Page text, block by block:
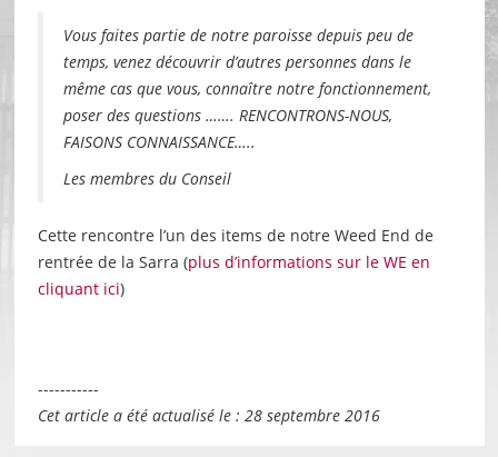
Vous faites partie de notre paroisse depuis peu de
temps, venez découvrir d’autres personnes dans le
même cas que vous, connaître notre fonctionnement,
poser des questions ……. RENCONTRONS-NOUS,
FAISONS CONNAISSANCE…..
Les membres du Conseil
Cette rencontre l’un des items de notre Weed End de
rentrée de la Sarra (plus d’informations sur le WE en
cliquant ici)
-----------
Cet article a été actualisé le : 28 septembre 2016